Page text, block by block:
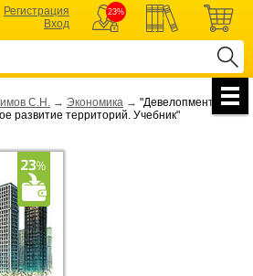
Регистрация
Вход
23%
С.Н. → Экономика → "Девелопмент
развитие территорий. Учебник"